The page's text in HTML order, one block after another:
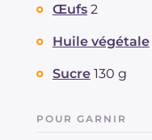
Œufs 2
Huile végétale
Sucre 130 g
POUR GARNIR